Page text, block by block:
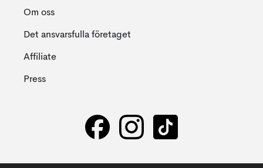
Om oss
Det ansvarsfulla företaget
Affiliate
Press